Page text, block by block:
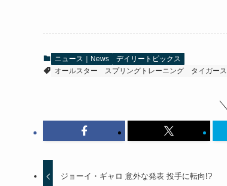
ニュース｜News
デイリートピックス
オールスター
スプリングトレーニング タイガース
ジョーイ・ギャロ 意外な発表 投手に転向!?